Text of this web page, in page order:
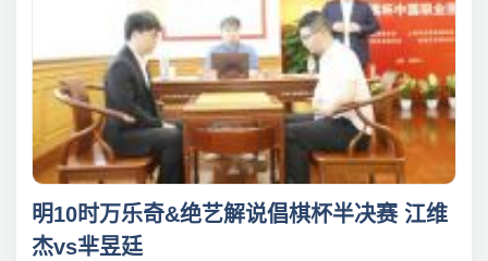
明10时万乐奇&绝艺解说倡棋杯半决赛 江维
杰vs芈昱廷